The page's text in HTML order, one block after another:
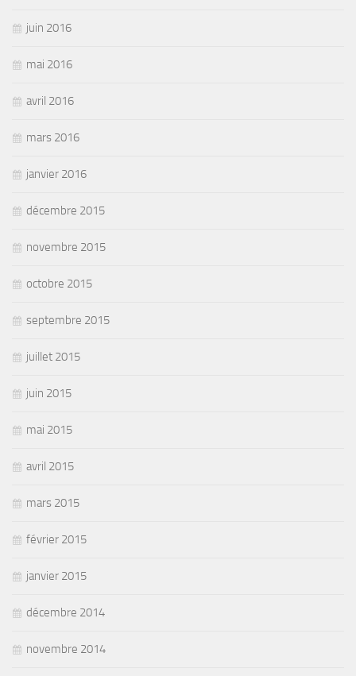
juin 2016
mai 2016
avril 2016
mars 2016
janvier 2016
décembre 2015
novembre 2015
octobre 2015
septembre 2015
juillet 2015
juin 2015
mai 2015
avril 2015
mars 2015
février 2015
janvier 2015
décembre 2014
novembre 2014